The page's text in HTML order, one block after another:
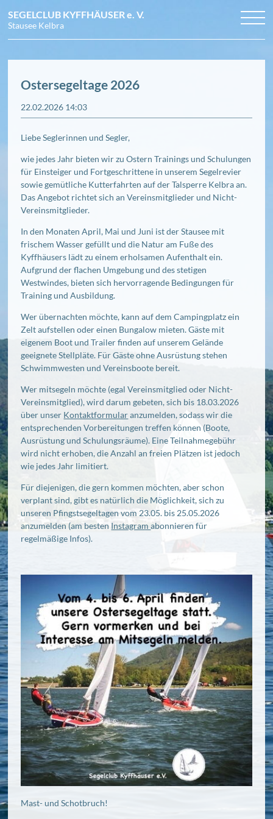
SEGELCLUB KYFFHÄUSERe. V.
Stausee Kelbra
TERMINE
Veranstaltungen
Regattatermine
Ausschreibungen
Grundkurs Jollensegeln
Mitglied werden
Vereinsgeschichte
Unsere Boote
Revier
Vorstand und Beirat
Regattafotos
Vereinsleben
Törnfotos
DOWNLOADS
ANFAHRT
Ostersegeltage 2026
22.02.2026 14:03
Liebe Seglerinnen und Segler,
wie jedes Jahr bieten wir zu Ostern Trainings und Schulungen
für Einsteiger und Fortgeschrittene in unserem Segelrevier
sowie gemütliche Kutterfahrten auf der Talsperre Kelbra an.
Das Angebot richtet sich an Vereinsmitglieder und Nicht-
Vereinsmitglieder.
In den Monaten April, Mai und Juni ist der Stausee mit
frischem Wasser gefüllt und die Natur am Fuße des
Kyffhäusers lädt zu einem erholsamen Aufenthalt ein.
Aufgrund der flachen Umgebung und des stetigen
Westwindes, bieten sich hervorragende Bedingungen für
Training und Ausbildung.
Wer übernachten möchte, kann auf dem Campingplatz ein
Zelt aufstellen oder einen Bungalow mieten. Gäste mit
eigenem Boot und Trailer finden auf unserem Gelände
geeignete Stellpläte. Für Gäste ohne Ausrüstung stehen
Schwimmwesten und Vereinsboote bereit.
Wer mitsegeln möchte (egal Vereinsmitglied oder Nicht-
Vereinsmitglied), wird darum gebeten, sich bis 18.03.2026
über unser Kontaktformularanzumelden, sodass wir die
entsprechenden Vorbereitungen treffen können (Boote,
Ausrüstung und Schulungsräume). Eine Teilnahmegebühr
wird nicht erhoben, die Anzahl an freien Plätzen ist jedoch
wie jedes Jahr limitiert.
Für diejenigen, die gern kommen möchten, aber schon
verplant sind, gibt es natürlich die Möglichkeit, sich zu
unseren Pfingstsegeltagen vom 23.05. bis 25.05.2026
anzumelden (am besten Instagramabonnieren für
regelmäßige Infos).
Mast- und Schotbruch!